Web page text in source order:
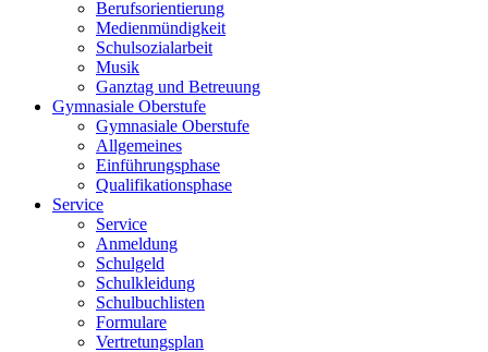
Berufsorientierung
Medienmündigkeit
Schulsozialarbeit
Musik
Ganztag und Betreuung
Gymnasiale Oberstufe
Gymnasiale Oberstufe
Allgemeines
Einführungsphase
Qualifikationsphase
Service
Service
Anmeldung
Schulgeld
Schulkleidung
Schulbuchlisten
Formulare
Vertretungsplan